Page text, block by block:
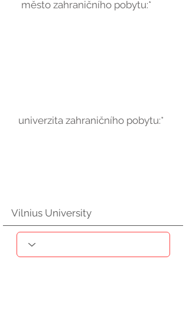
město zahraničního pobytu:*
univerzita zahraničního pobytu:*